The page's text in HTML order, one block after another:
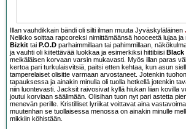
Illan vauhdikkain bändi oli silti ilman muuta Jyväskyläläinen
Nelikko soittaa rapcoreksi nimittämäänsä hooceetä lujaa ja
Bizkit tai P.O.D parhaimmillaan tai pahimmillaan,
ja vauhti oli kiitettävää luokkaa ja esimerkiksi hittibiisi
meikäläisen korvaan varsin mukavasti. Myös illan paras
kertoa pari turkulaisvitsiä, paitsi etten kehtaa, kun asun
tamperelaiset olisitte varmaan arvostaneet. Jotenkin
tapauksessa ja ainakin minulla oli tuolla hetkellä jotenkin
niin luontevasti. Jacksit raivosivat kyllä hiukan liian kovilla
joutui korviaan säälimään. Olisihan tuon nyt pari astetta
menevän perille. Kristilliset lyriikat voittavat aina
muutenhan se tuollaisessa menossa on ainakin minulle
mikkiin köhistään.